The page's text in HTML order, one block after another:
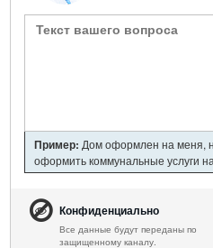
Пример: Дом оформлен на меня,
оформить коммунальные услуги
Конфиденциально
Все данные будут переданы по
защищенному каналу.